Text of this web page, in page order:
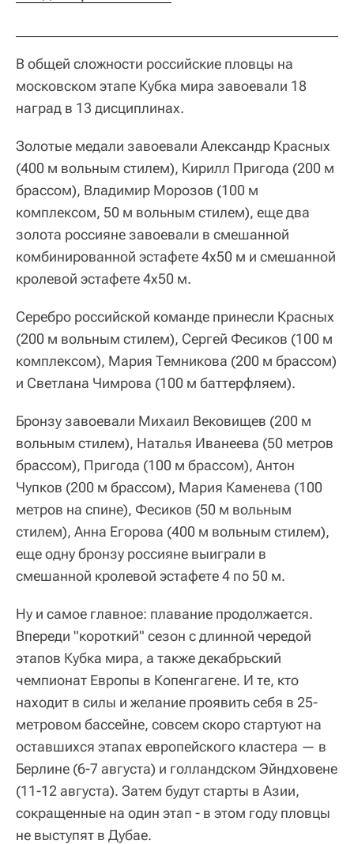
В общей сложности российские пловцы на
московском этапе Кубка мира завоевали 18
наград в 13 дисциплинах.
Золотые медали завоевали Александр Красных
(400 м вольным стилем), Кирилл Пригода (200 м
брассом), Владимир Морозов (100 м
комплексом, 50 м вольным стилем), еще два
золота россияне завоевали в смешанной
комбинированной эстафете 4х50 м и смешанной
кролевой эстафете 4х50 м.
Серебро российской команде принесли Красных
(200 м вольным стилем), Сергей Фесиков (100 м
комплексом), Мария Темникова (200 м брассом)
и Светлана Чимрова (100 м баттерфляем).
Бронзу завоевали Михаил Вековищев (200 м
вольным стилем), Наталья Иванеева (50 метров
брассом), Пригода (100 м брассом), Антон
Чупков (200 м брассом), Мария Каменева (100
метров на спине), Фесиков (50 м вольным
стилем), Анна Егорова (400 м вольным стилем),
еще одну бронзу россияне выиграли в
смешанной кролевой эстафете 4 по 50 м.
Ну и самое главное: плавание продолжается.
Впереди "короткий" сезон с длинной чередой
этапов Кубка мира, а также декабрьский
чемпионат Европы в Копенгагене. И те, кто
находит в силы и желание проявить себя в 25-
метровом бассейне, совсем скоро стартуют на
оставшихся этапах европейского кластера — в
Берлине (6-7 августа) и голландском Эйндховене
(11-12 августа). Затем будут старты в Азии,
сокращенные на один этап - в этом году пловцы
не выступят в Дубае.